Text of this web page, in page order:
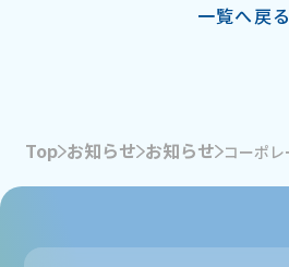
一覧へ戻る
Top お知らせ お知らせ